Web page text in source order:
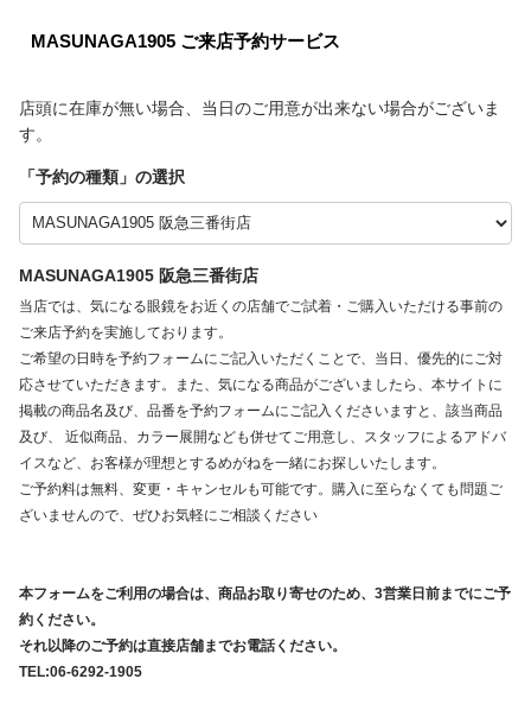
MASUNAGA1905 ご来店予約サービス
店頭に在庫が無い場合、当日のご用意が出来ない場合がございま
す。
「予約の種類 」の選択
MASUNAGA1905 阪急三番街店
当店では、気になる眼鏡をお近くの店舗でご試着・ご購入いただける事前の
ご来店予約を実施しております。
ご希望の日時を予約フォームにご記入いただくことで、当日、優先的にご対
応させていただきます。また、気になる商品がございましたら、本サイトに
掲載の商品名及び、品番を予約フォームにご記入くださいますと、該当商品
及び、 近似商品、カラー展開なども併せてご用意し、スタッフによるアドバ
イスなど、お客様が理想とするめがねを一緒にお探しいたします。
ご予約料は無料、変更・キャンセルも可能です。購入に至らなくても問題ご
ざいませんので、ぜひお気軽にご相談ください
本フォームをご利用の場合は、商品お取り寄せのため、3営業日前までにご予
約ください。
それ以降のご予約は直接店舗までお電話ください。
TEL:06-6292-1905